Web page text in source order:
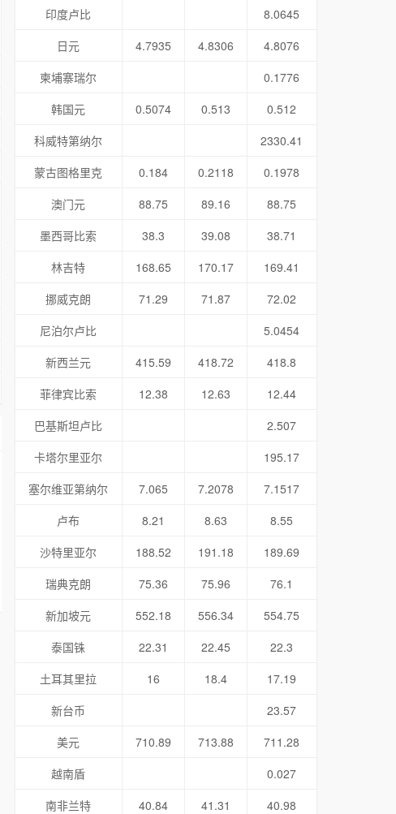
印度卢比
8.0645
日元
4.7935 4.8306
4.8076
柬埔寨瑞尔
0.1776
韩国元
0.5074 0.513
0.512
科威特第纳尔
2330.41
蒙古图格里克
0.184 0.2118
0.1978
澳门元
88.75 89.16
88.75
墨西哥比索
38.3 39.08
38.71
林吉特
168.65 170.17
169.41
挪威克朗
71.29 71.87
72.02
尼泊尔卢比
5.0454
新西兰元
415.59 418.72
418.8
菲律宾比索
12.38 12.63
12.44
巴基斯坦卢比
2.507
卡塔尔里亚尔
195.17
塞尔维亚第纳尔
7.065 7.2078
7.1517
卢布
8.21 8.63
8.55
沙特里亚尔
188.52 191.18
189.69
瑞典克朗
75.36 75.96
76.1
新加坡元
552.18 556.34
554.75
泰国铢
22.31 22.45
22.3
土耳其里拉
16 18.4
17.19
新台币
23.57
美元
710.89 713.88
711.28
越南盾
0.027
南非兰特
40.84 41.31
40.98